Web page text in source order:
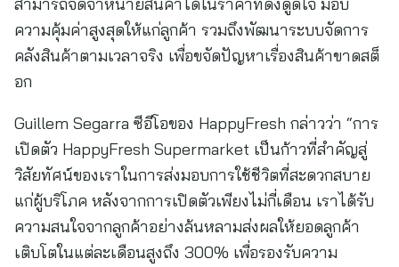
ความคุ้มค่าสูงสุดให้แก่ลูกค้า รวมถึงพัฒนาระบบจัดการ
คลังสินค้าตามเวลาจริง เพื่อขจัดปัญหาเรื่องสินค้าขาดสต็
อก
Guillem Segarra ซีอีโอของ HappyFresh กล่าวว่า “การ
เปิดตัว HappyFresh Supermarket เป็นก้าวที่สำคัญสู่
วิสัยทัศน์ของเราในการส่งมอบการใช้ชีวิตที่สะดวกสบาย
แก่ผู้บริโภค หลังจากการเปิดตัวเพียงไม่กี่เดือน เราได้รับ
ความสนใจจากลูกค้าอย่างล้นหลามส่งผลให้ยอดลูกค้า
เติบโตในแต่ละเดือนสูงถึง 300% เพื่อรองรับความ